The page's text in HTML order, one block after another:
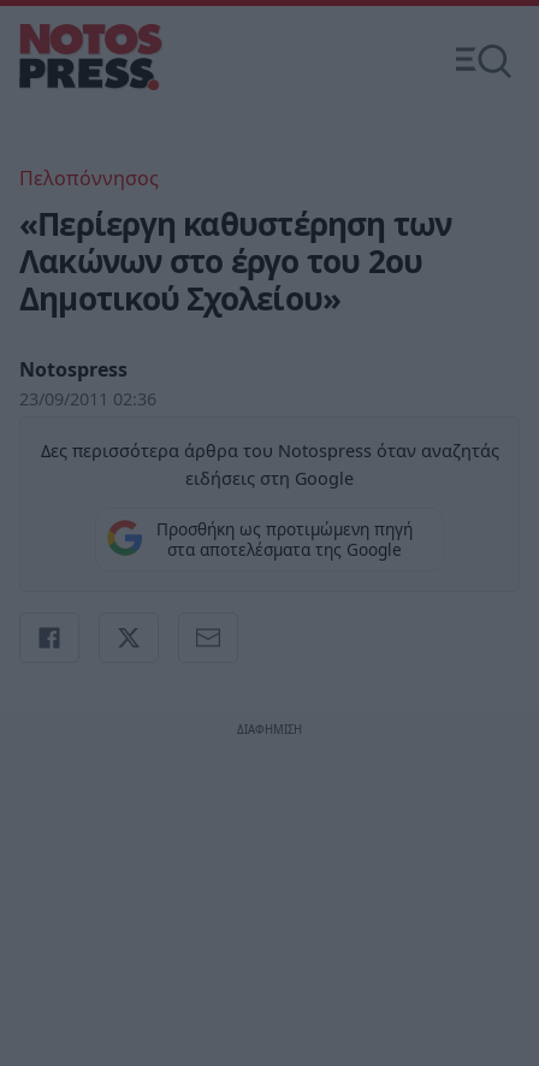
Πελοπόννησος
«Περίεργη καθυστέρηση των
Λακώνων στο έργο του 2ου
Δημοτικού Σχολείου»
Notospress
23/09/2011 02:36
Δες περισσότερα άρθρα του Notospress όταν αναζητάς
ειδήσεις στη Google
Προσθήκη ως προτιμώμενη πηγή
στα αποτελέσματα της Google